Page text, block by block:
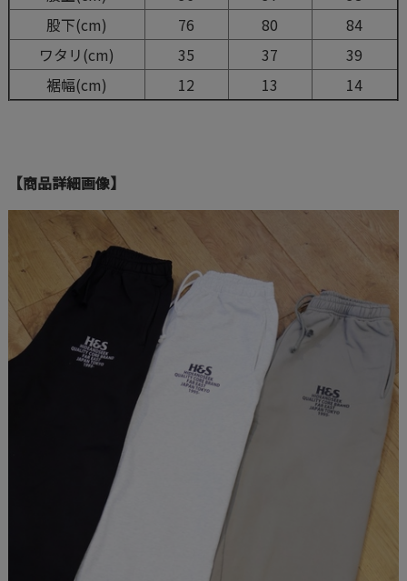
股下(cm)
76 80
84
ワタリ(cm)
35 37
39
裾幅(cm)
12 13 14
【商品詳細画像】